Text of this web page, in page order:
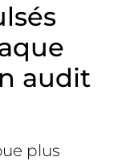
audit
plus